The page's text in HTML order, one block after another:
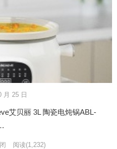
月 25 日
艾贝丽 3L 陶瓷电炖锅ABL-
阅读(1,232)